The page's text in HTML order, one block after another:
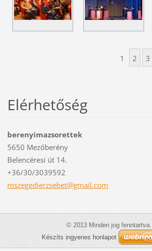
1 2 3
Elérhetőség
berenyimazsorettek
5650 Mezőberény
Belencéresi út 14.
+36/30/3039592
mszegedierzsebet@gmail.com
© 2013 Minden jog fenntartva.
Készíts ingyenes honlapot